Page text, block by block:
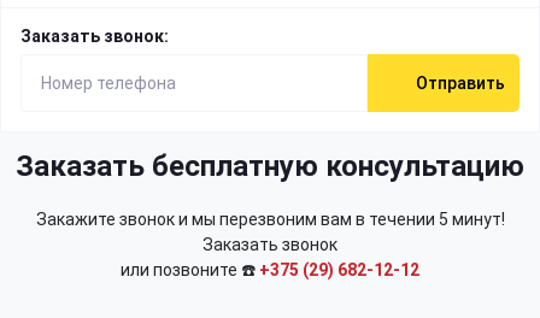
Заказать звонок:
Отправить
Заказать бесплатную консультацию
Закажите звонок и мы перезвоним вам в течении 5 минут!
Заказать звонок
или позвоните ☎️ +375 (29) 682-12-12